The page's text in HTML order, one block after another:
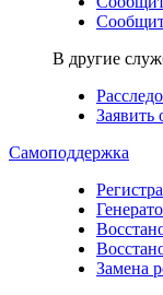
В другие
Заявить
Самоподдержка
Замена